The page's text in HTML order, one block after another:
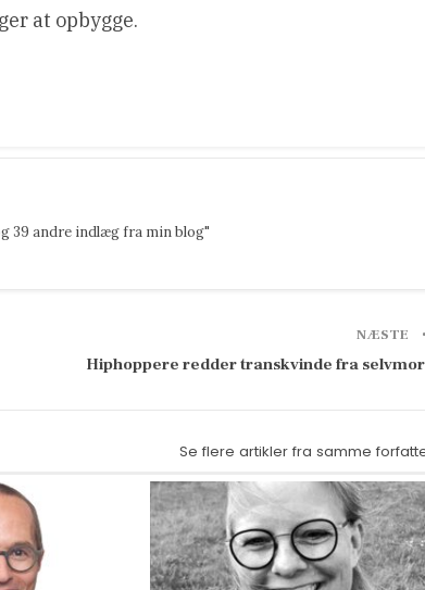
at opbygge.
39 andre indlæg fra min blog"
NÆSTE
Hiphoppere redder transkvinde fra
Se flere artikler fra samme